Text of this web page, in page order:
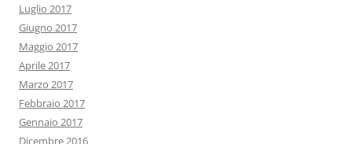
Luglio 2017
Giugno 2017
Maggio 2017
Aprile 2017
Marzo 2017
Febbraio 2017
Gennaio 2017